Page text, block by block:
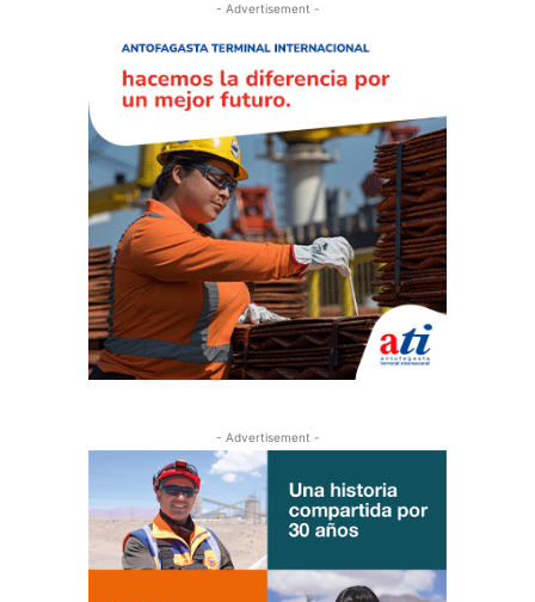
- Advertisement -
- Advertisement -